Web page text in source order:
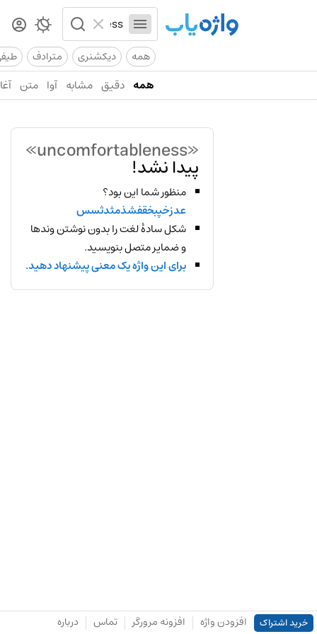
همه دیکشنری مترادف
همه دقیق مشابه آوا متن
«uncomfortableness»
پیدا نشد!
منظور شما این بود؟
عدزخپبخقفشذمثدثسس
شکل سادهٔ لغت را بدون نوشتن وندها
و ضمایر متصل بنویسید.
برای این واژه یک معنی پیشنهاد دهید.
خرید اشتراک افزودن واژه افزونه مرورگر تماس درباره